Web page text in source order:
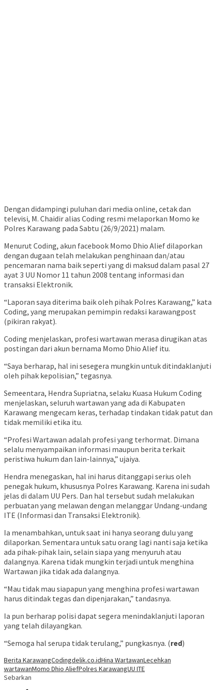
Dengan didampingi puluhan dari media online, cetak dan
televisi, M. Chaidir alias Coding resmi melaporkan Momo ke
Polres Karawang pada Sabtu (26/9/2021) malam.
Menurut Coding, akun facebook Momo Dhio Alief dilaporkan
dengan dugaan telah melakukan penghinaan dan/atau
pencemaran nama baik seperti yang di maksud dalam pasal 27
ayat 3 UU Nomor 11 tahun 2008 tentang informasi dan
transaksi Elektronik.
“Laporan saya diterima baik oleh pihak Polres Karawang,” kata
Coding, yang merupakan pemimpin redaksi karawangpost
(pikiran rakyat).
Coding menjelaskan, profesi wartawan merasa dirugikan atas
postingan dari akun bernama Momo Dhio Alief itu.
“Saya berharap, hal ini sesegera mungkin untuk ditindaklanjuti
oleh pihak kepolisian,” tegasnya.
Semeentara, Hendra Supriatna, selaku Kuasa Hukum Coding
menjelaskan, seluruh wartawan yang ada di Kabupaten
Karawang mengecam keras, terhadap tindakan tidak patut dan
tidak memiliki etika itu.
“Profesi Wartawan adalah profesi yang terhormat. Dimana
selalu menyampaikan informasi maupun berita terkait
peristiwa hukum dan lain-lainnya,” ujaiya.
Hendra menegaskan, hal ini harus ditanggapi serius oleh
penegak hukum, khususnya Polres Karawang. Karena ini sudah
jelas di dalam UU Pers. Dan hal tersebut sudah melakukan
perbuatan yang melawan dengan melanggar Undang-undang
ITE (Informasi dan Transaksi Elektronik).
Ia menambahkan, untuk saat ini hanya seorang dulu yang
dilaporkan. Sementara untuk satu orang lagi nanti saja ketika
ada pihak-pihak lain, selain siapa yang menyuruh atau
dalangnya. Karena tidak mungkin terjadi untuk menghina
Wartawan jika tidak ada dalangnya.
“Mau tidak mau siapapun yang menghina profesi wartawan
harus ditindak tegas dan dipenjarakan,” tandasnya.
Ia pun berharap polisi dapat segera menindaklanjuti laporan
yang telah dilayangkan.
“Semoga hal serupa tidak terulang,” pungkasnya. (red)
Berita KarawangCodingdelik.co.idHina WartawanLecehkan
wartawanMomo Dhio AliefPolres KarawangUU ITE
Sebarkan